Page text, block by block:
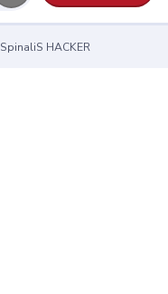
SpinaliS HACKER